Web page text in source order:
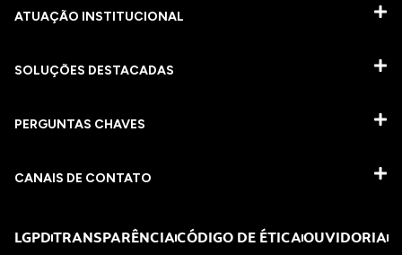
ATUAÇÃO INSTITUCIONAL
SOLUÇÕES DESTACADAS
PERGUNTAS CHAVES​
CANAIS DE CONTATO
LGPDTRANSPARÊNCIACÓDIGO DE ÉTICAOUVIDORIA